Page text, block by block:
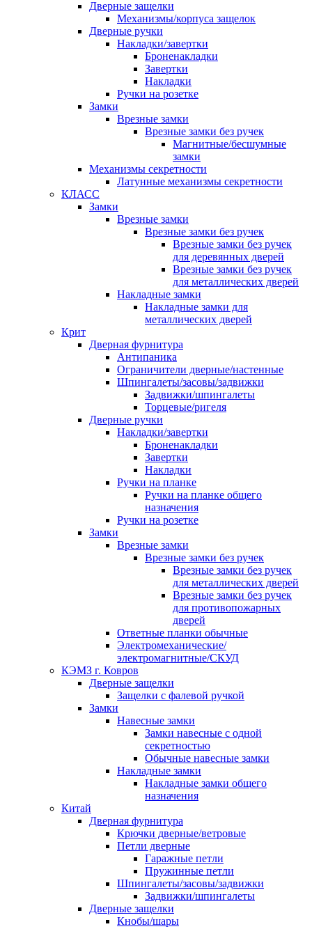
Дверные защелки
Механизмы/корпуса защелок
Дверные ручки
Накладки/завертки
Броненакладки
Завертки
Накладки
Ручки на розетке
Замки
Врезные замки
Врезные замки без ручек
Магнитные/бесшумные
замки
Механизмы секретности
Латунные механизмы секретности
КЛАСС
Замки
Врезные замки
Врезные замки без ручек
Врезные замки без ручек
для деревянных дверей
Врезные замки без ручек
для металлических дверей
Накладные замки
Накладные замки для
металлических дверей
Крит
Дверная фурнитура
Антипаника
Ограничители дверные/настенные
Шпингалеты/засовы/задвижки
Задвижки/шпингалеты
Торцевые/ригеля
Дверные ручки
Накладки/завертки
Броненакладки
Завертки
Накладки
Ручки на планке
Ручки на планке общего
назначения
Ручки на розетке
Замки
Врезные замки
Врезные замки без ручек
Врезные замки без ручек
для металлических дверей
Врезные замки без ручек
для противопожарных
дверей
Ответные планки обычные
Электромеханические/
электромагнитные/СКУД
КЭМЗ г. Ковров
Дверные защелки
Защелки с фалевой ручкой
Замки
Навесные замки
Замки навесные с одной
секретностью
Обычные навесные замки
Накладные замки
Накладные замки общего
назначения
Китай
Дверная фурнитура
Крючки дверные/ветровые
Петли дверные
Гаражные петли
Пружинные петли
Шпингалеты/засовы/задвижки
Задвижки/шпингалеты
Дверные защелки
Кнобы/шары